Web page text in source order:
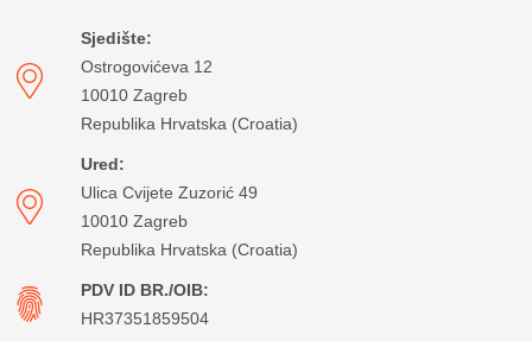
Sjedište:
Ostrogovićeva 12
10010 Zagreb
Republika Hrvatska (Croatia)
Ured:
Ulica Cvijete Zuzorić 49
10010 Zagreb
Republika Hrvatska (Croatia)
PDV ID BR./OIB:
HR37351859504